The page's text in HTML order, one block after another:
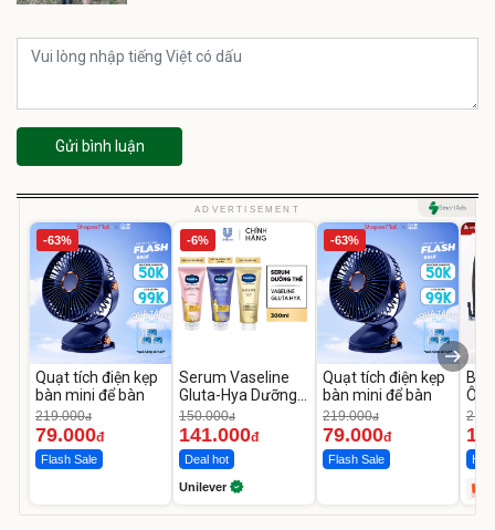
Gửi bình luận
ADVERTISEMENT
-63%
Quạt tích điện kẹp
bàn mini để bàn
219.000đ
79.000đ
Flash Sale
-6%
Serum Vaseline
Gluta-Hya Dưỡng
Da Sáng Mịn Sau 7
Ngày
150.000đ
141.000đ
Deal hot
Unilever
-63%
Quạt tích điện kẹp
bàn mini để bàn
219.000đ
79.000đ
Flash Sale
Ô
Hot